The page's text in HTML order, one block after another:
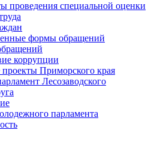
проведения специальной оценки
формы обращений
коррупции
Приморского края
Лесозаводского
парламента